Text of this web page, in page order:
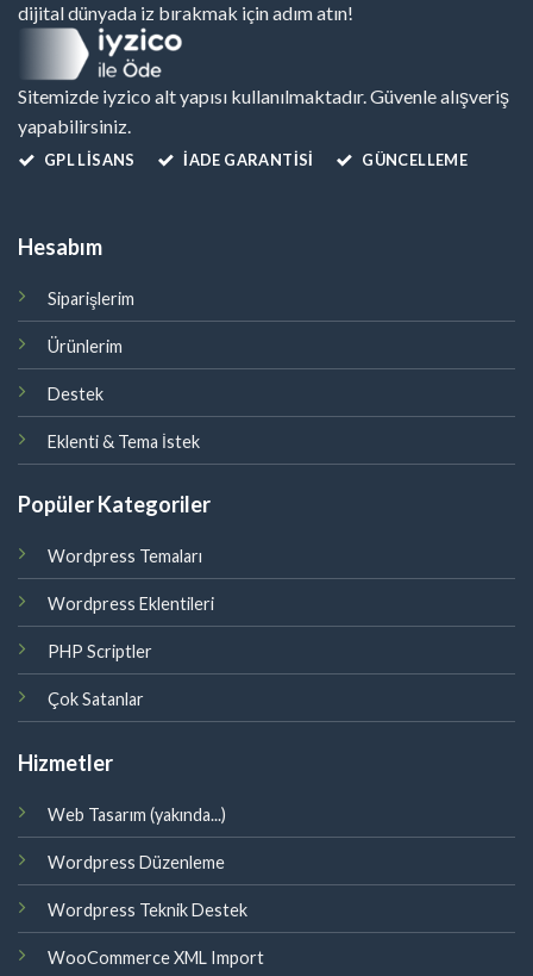
dijital dünyada iz bırakmak için adım atın!
Sitemizde iyzico alt yapısı kullanılmaktadır. Güvenle alışveriş
yapabilirsiniz.
GPL LISANS İADE GARANTİSİ GÜNCELLEME
Hesabım
Siparişlerim
Ürünlerim
Destek
Eklenti & Tema İstek
Popüler Kategoriler
Wordpress Temaları
Wordpress Eklentileri
PHP Scriptler
Çok Satanlar
Hizmetler
Web Tasarım (yakında...)
Wordpress Düzenleme
Wordpress Teknik Destek
WooCommerce XML Import